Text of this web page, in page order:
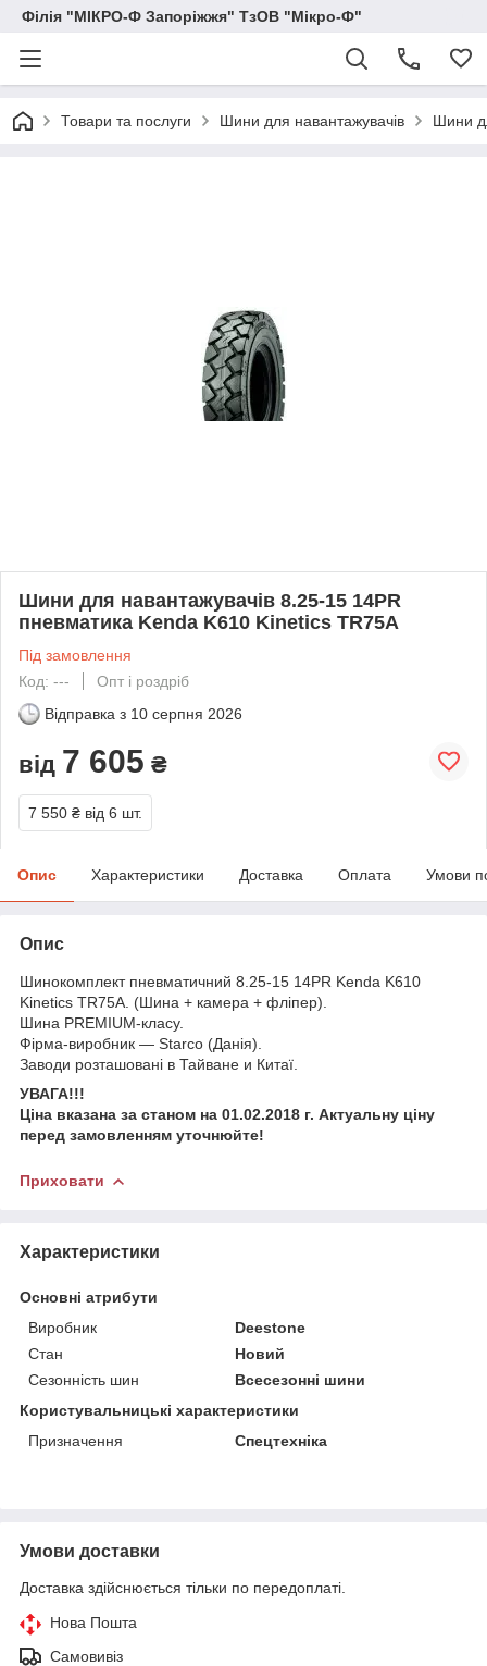
Філія "МІКРО-Ф Запоріжжя" ТзОВ "Мікро-Ф"
Товари та послуги Шини для навантажувачів Шини
Шини для навантажувачів 8.25-15 14PR
пневматика Kenda K610 Kinetics TR75A
Під замовлення
Код: ---
Опт і роздріб
Відправка з 10 серпня 2026
від 7 605 ₴
7 550 ₴ від 6 шт.
Опис Характеристики Доставка Оплата Умови
Опис
Шинокомплект пневматичний 8.25-15 14PR Kenda K610
Kinetics TR75A. (Шина + камера + фліпер).
Шина PREMIUM-класу.
Фірма-виробник — Starco (Данія).
Заводи розташовані в Тайване и Китаї.
УВАГА!!!
Ціна вказана за станом на 01.02.2018 г. Актуальну ціну
перед замовленням уточнюйте!
Приховати
Характеристики
Основні атрибути
Виробник
Deestone
Стан
Новий
Сезонність шин
Всесезонні шини
Користувальницькі характеристики
Призначення
Спецтехніка
Умови доставки
Доставка здійснюється тільки по передоплаті.
Нова Пошта
Самовивіз